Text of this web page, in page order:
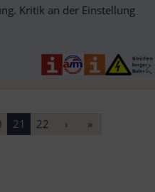
Kritik an der Einstellung
21 22 › »